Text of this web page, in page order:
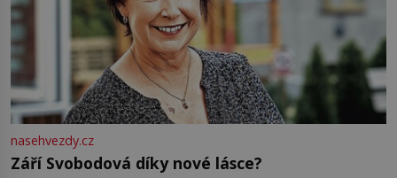
nasehvezdy.cz
Září Svobodová díky nové lásce?